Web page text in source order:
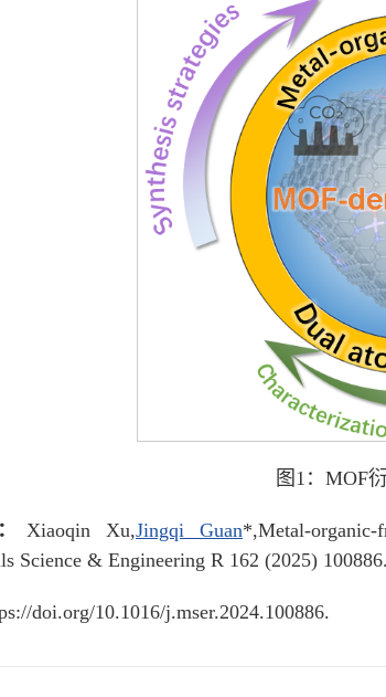
图1：MOF
Xiaoqin Xu,Jingqi Guan*,Metal-
Science & Engineering R 162 (2025)
doi.org/10.1016/j.mser.2024.100886.